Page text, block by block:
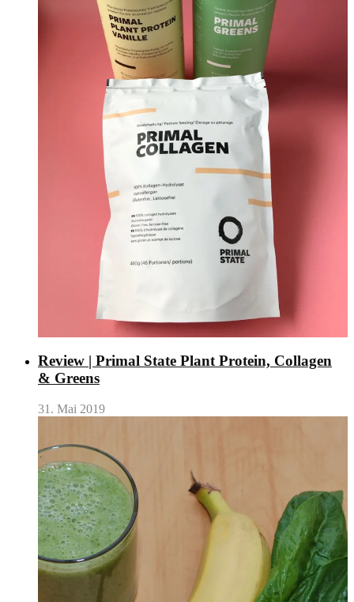
Review | Primal State Plant Protein, Collagen
& Greens
31. Mai 2019